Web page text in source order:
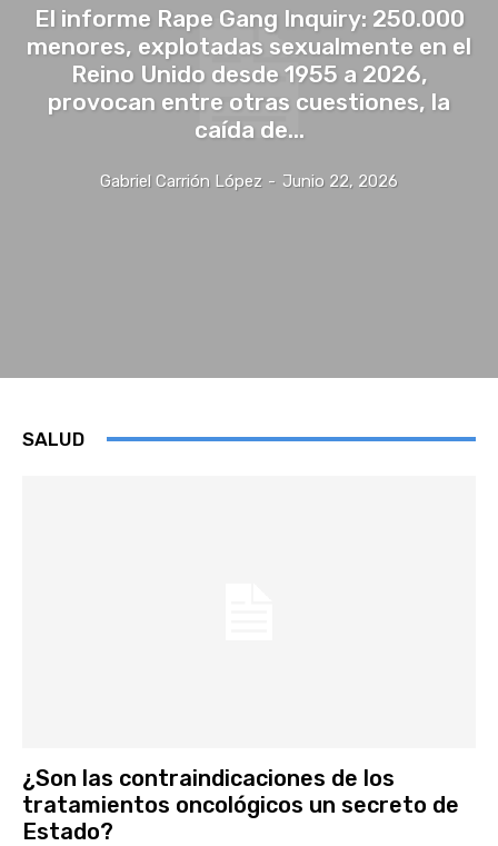
El informe Rape Gang Inquiry: 250.000
menores, explotadas sexualmente en el
Reino Unido desde 1955 a 2026,
provocan entre otras cuestiones, la
caída de...
Gabriel Carrión López - Junio 22, 2026
SALUD
¿Son las contraindicaciones de los
tratamientos oncológicos un secreto de
Estado?